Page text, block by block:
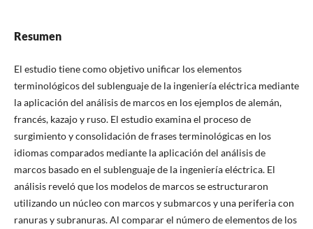
Resumen
El estudio tiene como objetivo unificar los elementos
terminológicos del sublenguaje de la ingeniería eléctrica mediante
la aplicación del análisis de marcos en los ejemplos de alemán,
francés, kazajo y ruso. El estudio examina el proceso de
surgimiento y consolidación de frases terminológicas en los
idiomas comparados mediante la aplicación del análisis de
marcos basado en el sublenguaje de la ingeniería eléctrica. El
análisis reveló que los modelos de marcos se estructuraron
utilizando un núcleo con marcos y submarcos y una periferia con
ranuras y subranuras. Al comparar el número de elementos de los